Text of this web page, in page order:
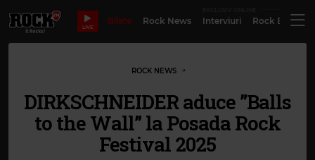
LIVE
Bilete Rock News Interviuri Rock
ROCK NEWS
DIRKSCHNEIDER aduce ”Balls
to the Wall” la Posada Rock
Festival 2025